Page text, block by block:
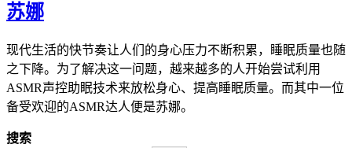
苏娜
现代生活的快节奏让人们的身心压力不断积累，睡眠质量也随
之下降。为了解决这一问题，越来越多的人开始尝试利用
ASMR声控助眠技术来放松身心、提高睡眠质量。而其中一位
备受欢迎的ASMR达人便是苏娜。
搜索